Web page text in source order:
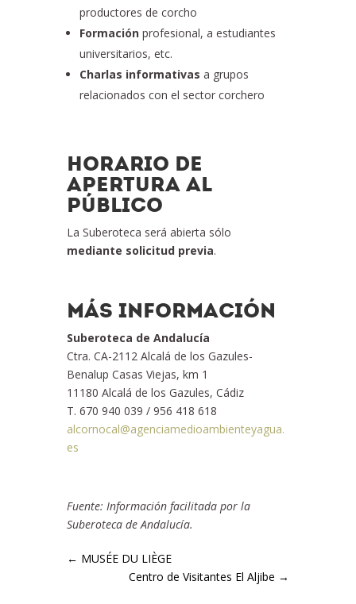
productores de corcho
Formación profesional, a estudiantes
universitarios, etc.
Charlas informativas a grupos
relacionados con el sector corchero
HORARIO DE
APERTURA AL
PÚBLICO
La Suberoteca será abierta sólo
mediante solicitud previa.
MÁS INFORMACIÓN
Suberoteca de Andalucía
Ctra. CA-2112 Alcalá de los Gazules-
Benalup Casas Viejas, km 1
11180 Alcalá de los Gazules, Cádiz
T. 670 940 039 / 956 418 618
alcornocal@agenciamedioambienteyagua.
es
Fuente: Información facilitada por la
Suberoteca de Andalucía.
← MUSÉE DU LIÈGE
Centro de Visitantes El Aljibe →